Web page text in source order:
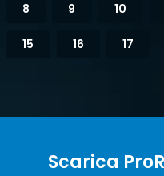
8 9 10
15 16 17
Scarica